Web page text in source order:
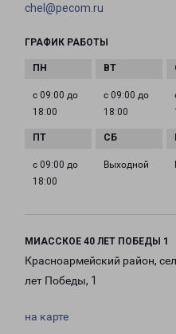
chel@pecom.ru
ГРАФИК РАБОТЫ
с 09:00 до
18:00
с 09:00 до
18:00
с 09:00 до
18:00
Выходной
МИАССКОЕ 40 ЛЕТ ПОБЕДЫ 1
Красноармейский район,
лет Победы, 1
на карте